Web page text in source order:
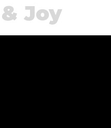
Joy